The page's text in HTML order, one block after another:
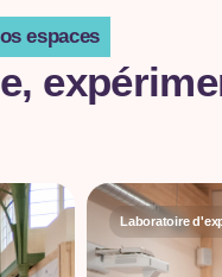
espaces
Laboratoire